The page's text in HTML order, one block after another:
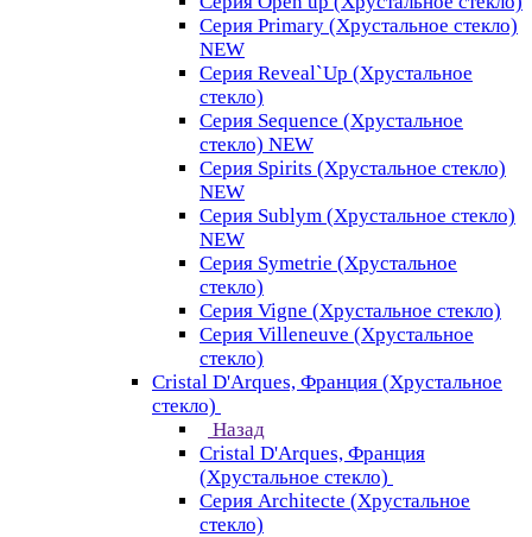
Серия Primary (Хрустальное стекло)
NEW
Серия Reveal`Up (Хрустальное
стекло)
Серия Sequence (Хрустальное
стекло) NEW
Серия Spirits (Хрустальное стекло)
NEW
Серия Sublym (Хрустальное стекло)
NEW
Серия Symetrie (Хрустальное
стекло)
Серия Vigne (Хрустальное стекло)
Серия Villeneuve (Хрустальное
стекло)
Cristal D'Arques, Франция (Хрустальное
стекло)
Назад
Cristal D'Arques, Франция
(Хрустальное стекло)
Серия Architecte (Хрустальное
стекло)